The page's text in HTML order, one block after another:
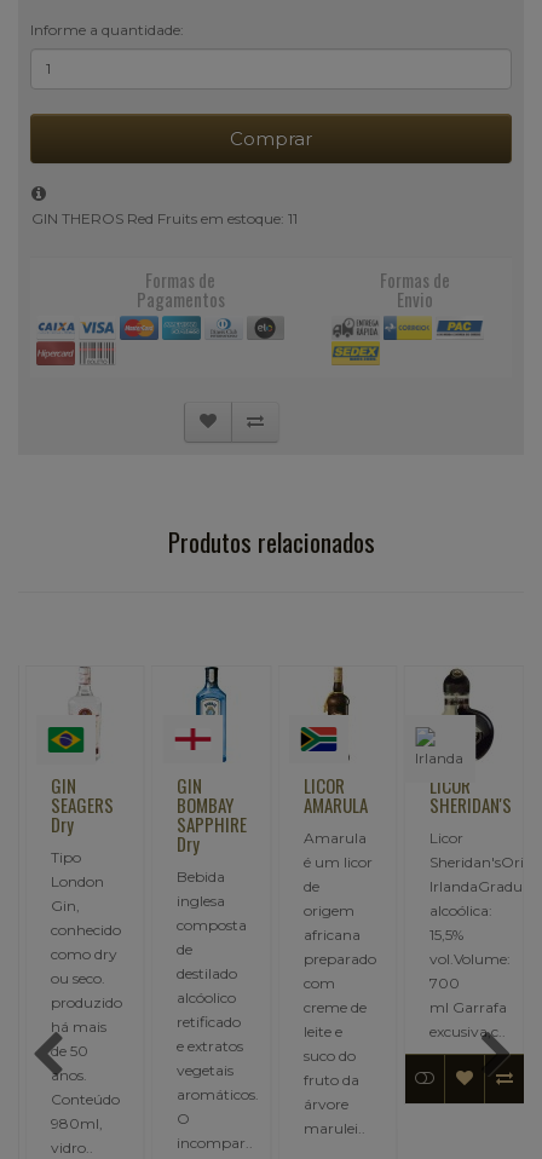
Informe a quantidade:
Comprar
GIN THEROS Red Fruits em estoque: 11
Formas de
Pagamentos
Formas de
Envio
Produtos relacionados
GIN
SEAGERS
Dry
Tipo
London
Gin,
conhecido
como dry
ou seco.
produzido
há mais
de 50
anos.
Conteúdo
980ml,
vidro..
GIN
BOMBAY
SAPPHIRE
Dry
Bebida
inglesa
composta
de
destilado
alcóolico
retificado
e extratos
vegetais
aromáticos.
O
incompar..
LICOR
AMARULA
Amarula
é um licor
de
origem
africana
preparado
com
creme de
leite e
suco do
fruto da
árvore
marulei..
LICOR
SHERIDAN'S
Licor
alcoólica:
15,5%
vol.Volume:
700
ml Garrafa
excusiva,c..